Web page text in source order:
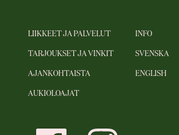
LIIKKEET JA PALVELUT
TARJOUKSET JA VINKIT
AJANKOHTAISTA
AUKIOLOAJAT
INFO
SVENSKA
ENGLISH